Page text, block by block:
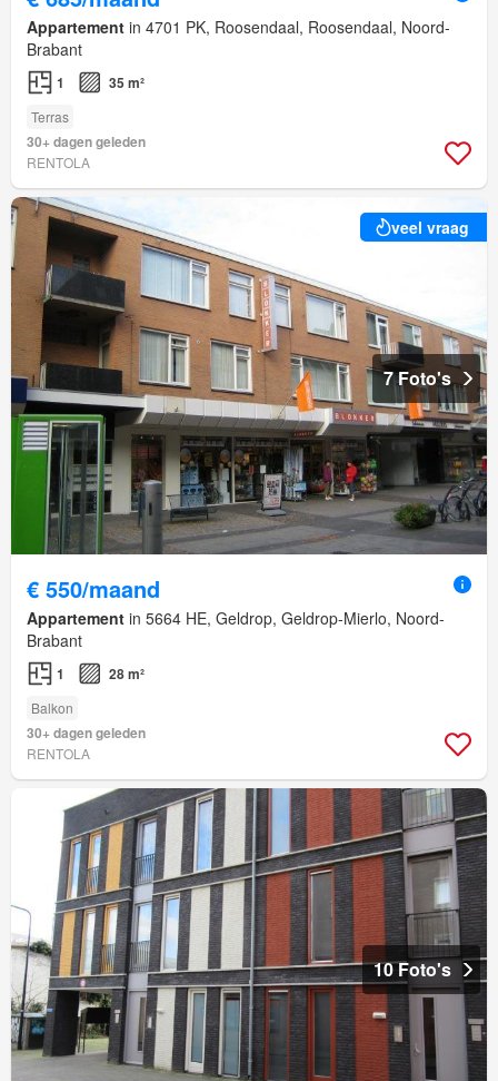
Appartement in 4701 PK, Roosendaal, Roosendaal, Noord-
Brabant
1 35 m²
Terras
30+ dagen geleden
RENTOLA
veel vraag
7 Foto's
€ 550/maand
Appartement in 5664 HE, Geldrop, Geldrop-Mierlo, Noord-
Brabant
1 28 m²
Balkon
30+ dagen geleden
RENTOLA
10 Foto's